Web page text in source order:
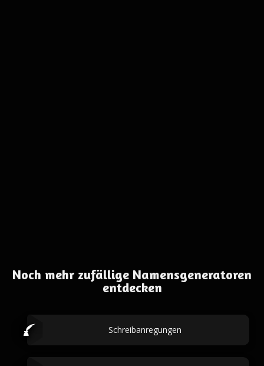
Noch mehr zufällige Namensgeneratoren
entdecken
Schreibanregungen